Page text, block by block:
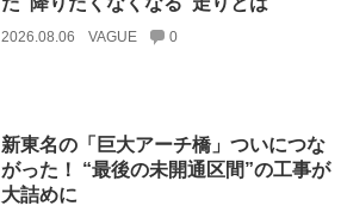
2026.08.06 VAGUE 0
新東名の「巨大アーチ橋」ついにつな
がった！ “最後の未開通区間”の工事が
大詰めに